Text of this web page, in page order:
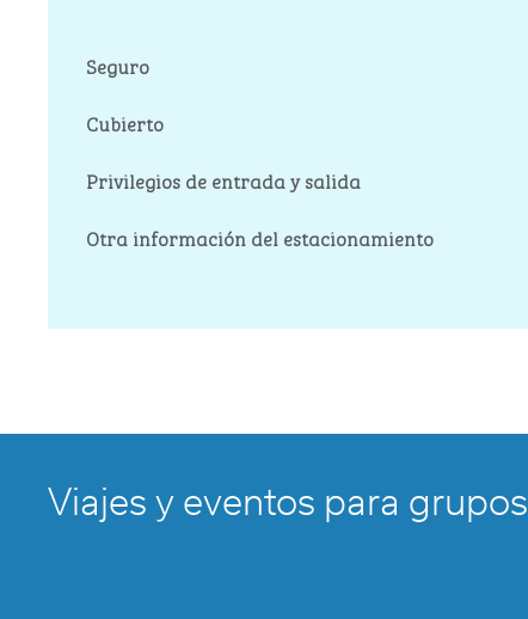
Seguro
Cubierto
Privilegios de entrada y salida
Otra información del estacionamiento
Viajes y eventos para grupos